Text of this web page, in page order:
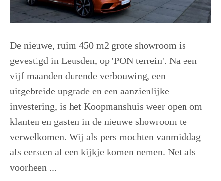
De nieuwe, ruim 450 m2 grote showroom is
gevestigd in Leusden, op 'PON terrein'. Na een
vijf maanden durende verbouwing, een
uitgebreide upgrade en een aanzienlijke
investering, is het Koopmanshuis weer open om
klanten en gasten in de nieuwe showroom te
verwelkomen. Wij als pers mochten vanmiddag
als eersten al een kijkje komen nemen. Net als
voorheen ...